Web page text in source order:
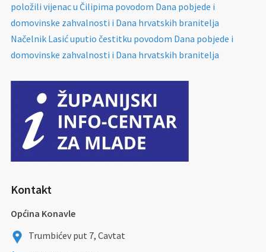
položili vijenac u Čilipima povodom Dana pobjede i
domovinske zahvalnosti i Dana hrvatskih branitelja
Načelnik Lasić uputio čestitku povodom Dana pobjede i
domovinske zahvalnosti i Dana hrvatskih branitelja
Kontakt
Općina Konavle
Trumbićev put 7, Cavtat